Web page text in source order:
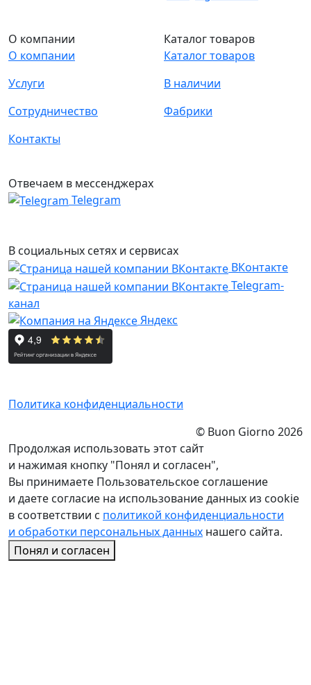
О компании
О компании
Услуги
Сотрудничество
Контакты
Каталог товаров
Каталог товаров
В наличии
Фабрики
Отвечаем в мессенджерах
Telegram
В социальных сетях и сервисах
ВКонтакте
Telegram-
канал
Яндекс
Политика конфиденциальности
© Buon Giorno 2026
Продолжая использовать этот сайт
и нажимая кнопку "Понял и согласен",
Вы принимаете Пользовательское соглашение
и даете согласие на использование данных из cookie
в соответствии с политикой конфиденциальности
и обработки персональных данных нашего сайта.
Понял и согласен